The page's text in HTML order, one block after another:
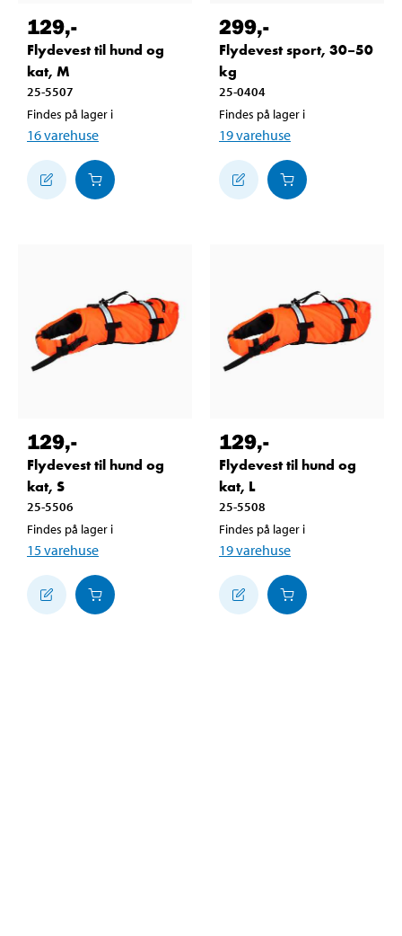
129,-
Flydevest til hund og
kat, M
25-5507
Findes på lager i
16varehuse
299,-
Flydevest sport, 30–50
kg
25-0404
Findes på lager i
19varehuse
129,-
Flydevest til hund og
kat, S
25-5506
Findes på lager i
15varehuse
129,-
Flydevest til hund og
kat, L
25-5508
Findes på lager i
19varehuse